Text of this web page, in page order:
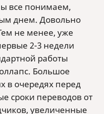
все понимаем,
днем. Довольно
не менее, уже
2-3 недели
работы
Большое
в очередях перед
сроки переводов от
увеличенные